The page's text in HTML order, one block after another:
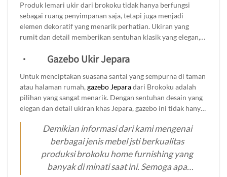
kenyamanannya dalam waktu yang lama. Dengan kursi ukir
Brokoku, Anda tidak hanya mendapatkan furnitur, tetapi
juga sebuah karya seni yang akan memikat setiap tamu yang
berkunjung.
Produk lemari ukir dari brokoku tidak hanya berfungsi
sebagai ruang penyimpanan saja, tetapi juga menjadi
elemen dekoratif yang menarik perhatian. Ukiran yang
rumit dan detail memberikan sentuhan klasik yang elegan,
ruangan.Anda bisa menyimpan pakaian, aksesori, dan
tetap terorganisir. Selain fungsionalitasnya, lemari baju ukir
kayu jati juga memberikan nilai estetika yang tinggi,
menjadikannya investasi yang tidak hanya praktis tetapi
juga meningkatkan keindahan interior rumah Anda.
· Gazebo Ukir Jepara
Untuk menciptakan suasana santai yang sempurna di taman
atau halaman rumah, gazebo Jeparadari Brokoku adalah
pilihan yang sangat menarik. Dengan sentuhan desain yang
elegan dan detail ukiran khas Jepara, gazebo ini tidak hanya
estetika ruangan outdoor Anda. Gazebo ini siap menjadi
spot favorit untuk bersantai bersama keluarga dan teman-
teman. Dapatkan kenyamanan dan keindahan yang akan
membuat setiap momen di luar rumah menjadi lebih
istimewa.
Demikian informasi dari kami mengenai
berbagai jenis mebel jsti berkualitas
produksi brokoku home furnishing yang
banyak di minati saat ini. Semoga apa